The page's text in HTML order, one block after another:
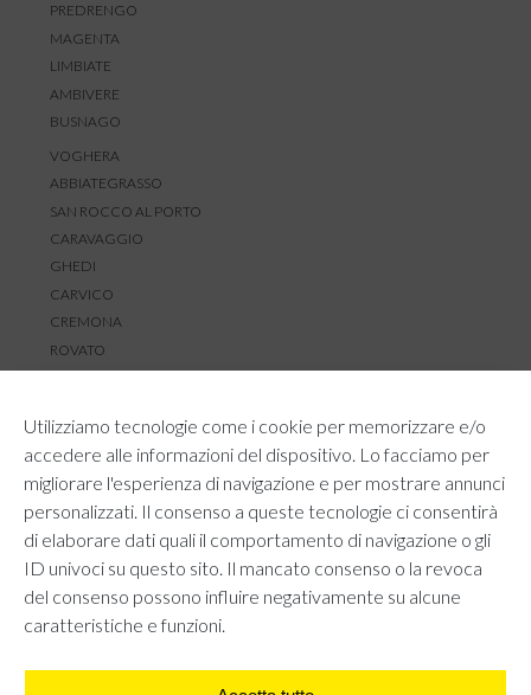
Utilizziamo tecnologie come i cookie per memorizzare e/o
accedere alle informazioni del dispositivo. Lo facciamo per
migliorare l'esperienza di navigazione e per mostrare annunci
personalizzati. Il consenso a queste tecnologie ci consentirà
di elaborare dati quali il comportamento di navigazione o gli
ID univoci su questo sito. Il mancato consenso o la revoca
del consenso possono influire negativamente su alcune
caratteristiche e funzioni.
PREDRENGO
MAGENTA
LIMBIATE
AMBIVERE
BUSNAGO
VOGHERA
ABBIATEGRASSO
SAN ROCCO AL PORTO
CARAVAGGIO
GHEDI
CARVICO
CREMONA
ROVATO
RESI E RIMBORSI
REGOLAMENTO LOYALTY
CONTATTACI